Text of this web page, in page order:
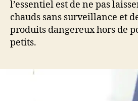
l’essentiel est de ne pas
chauds sans surveillance et
produits dangereux hors de
petits.